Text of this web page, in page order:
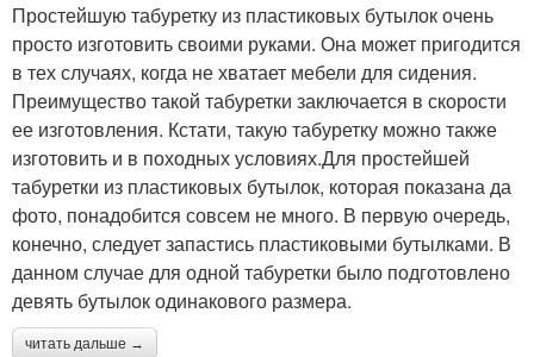
Простейшую табуретку из пластиковых бутылок очень
просто изготовить своими руками. Она может пригодится
в тех случаях, когда не хватает мебели для сидения.
Преимущество такой табуретки заключается в скорости
ее изготовления. Кстати, такую табуретку можно также
изготовить и в походных условиях.Для простейшей
табуретки из пластиковых бутылок, которая показана да
фото, понадобится совсем не много. В первую очередь,
конечно, следует запастись пластиковыми бутылками. В
данном случае для одной табуретки было подготовлено
девять бутылок одинакового размера.
читать дальше →